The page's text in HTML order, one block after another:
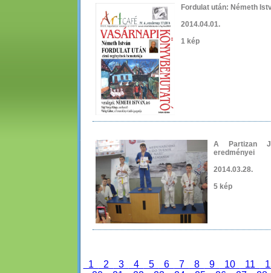
Fordulat után: Németh
2014.04.01.
1 kép
A Partizan
eredményei
2014.03.28.
5 kép
1 2 3 4 5 6 7 8 9 10 11